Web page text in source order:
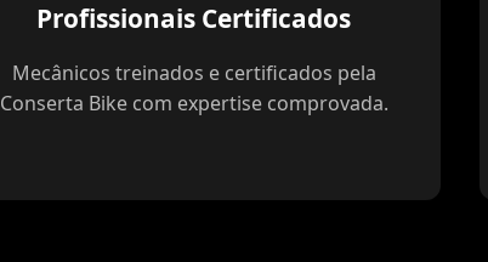
Profissionais Certificados
Mecânicos treinados e certificados pela
Conserta Bike com expertise comprovada.